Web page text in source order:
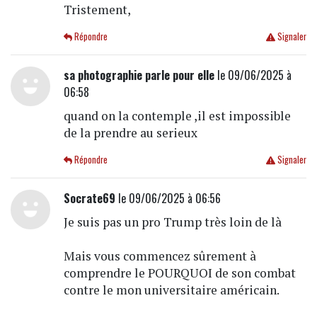
Tristement,
Signaler
Répondre
sa photographie parle pour ellele 09/06/2025 à
06:58
quand on la contemple ,il est impossible
de la prendre au serieux
Signaler
Répondre
Socrate69 le 09/06/2025 à 06:56
Je suis pas un pro Trump très loin de là
Mais vous commencez sûrement à
comprendre le POURQUOI de son combat
contre le mon universitaire américain.